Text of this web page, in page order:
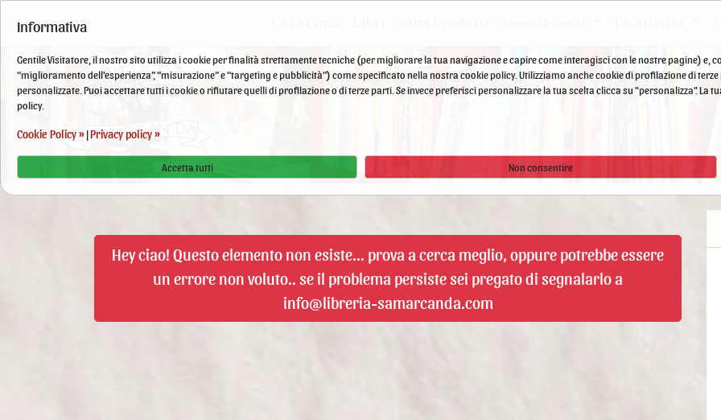
Hey ciao! Questo elemento non esiste... prova a cerca meglio, oppure potrebbe essere
un errore non voluto.. se il problema persiste sei pregato di segnalarlo a
info@libreria-samarcanda.com
Informativa
Gentile Visitatore, il nostro sito utilizza i cookie per finalità strettamente tecniche (per migliorare la tua navigazione e capire come interagisci con le nostre pagine) e,
“miglioramento dell'esperienza”, “misurazione” e “targeting e pubblicità”) come specificato nella nostra cookie policy. Utilizziamo anche cookie di profilazione di
personalizzate. Puoi accettare tutti i cookie o rifiutare quelli di profilazione o di terze parti. Se invece preferisci personalizzare la tua scelta clicca su "personalizza".
policy.
Cookie Policy » |Privacy policy »
Accetta tutti Non consentire